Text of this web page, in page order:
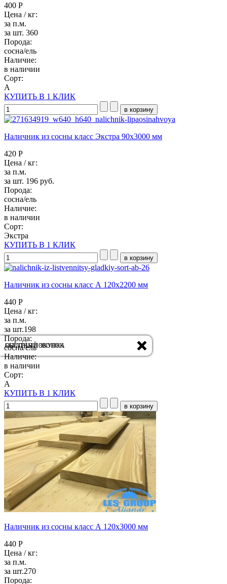
400 Р
Цена / кг:
за п.м.
за шт. 360
Порода:
сосна/ель
Наличие:
в наличии
Сорт:
А
КУПИТЬ В 1 КЛИК
Наличник из сосны класс Экстра 90x3000 мм
420 Р
Цена / кг:
за п.м.
за шт. 196 руб.
Порода:
сосна/ель
Наличие:
в наличии
Сорт:
Экстра
КУПИТЬ В 1 КЛИК
Наличник из сосны класс А 120x2200 мм
440 Р
Цена / кг:
за п.м.
за шт.198
Порода:
сосна/ель
Наличие:
в наличии
Сорт:
А
КУПИТЬ В 1 КЛИК
Наличник из сосны класс А 120x3000 мм
440 Р
Цена / кг:
за п.м.
за шт.270
Порода:
ОБРАТНЫЙ ЗВОНОК
БЫСТРАЯ ПОКУПКА